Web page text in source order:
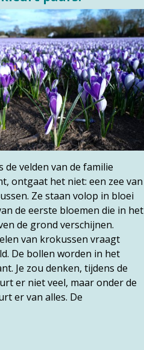
de velden van de familie
ontgaat het niet: een zee van
Ze staan volop in bloei
de eerste bloemen die in het
de grond verschijnen.
van krokussen vraagt
De bollen worden in het
Je zou denken, tijdens de
er niet veel, maar onder de
er van alles. De